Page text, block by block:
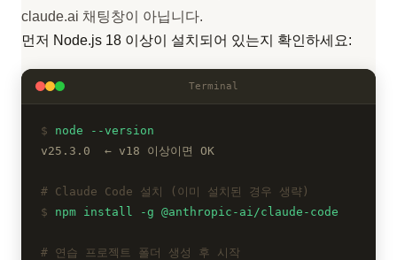
claude.ai 채팅창이 아닙니다.
먼저 Node.js 18 이상이 설치되어 있는지 확인하세요:
Terminal
node --version
v25.3.0 ← v18 이상이면 OK
Claude Code 설치 (이미 설치된 경우 생략)
npm install -g @anthropic-ai/claude-code
연습 프로젝트 폴더 생성 후 시작